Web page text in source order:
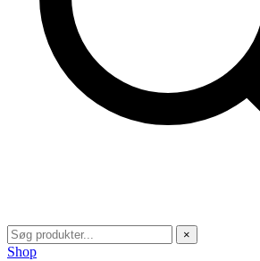
×
Shop